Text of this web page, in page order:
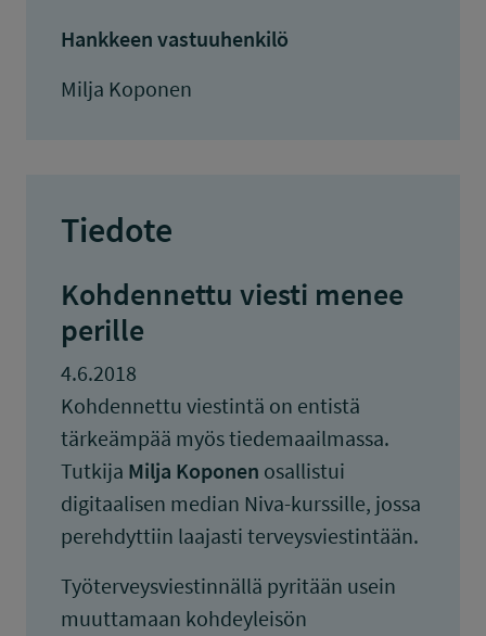
Hankkeen vastuuhenkilö
Milja Koponen
Tiedote
Kohdennettu viesti menee
perille
4.6.2018
Kohdennettu viestintä on entistä
tärkeämpää myös tiedemaailmassa.
Tutkija Milja Koponen osallistui
digitaalisen median Niva-kurssille, jossa
perehdyttiin laajasti terveysviestintään.
Työterveysviestinnällä pyritään usein
muuttamaan kohdeyleisön